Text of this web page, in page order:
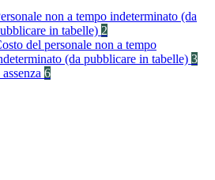
non a tempo indeterminato (da
in tabelle) 2
del personale non a tempo
(da pubblicare in tabelle) 3
6